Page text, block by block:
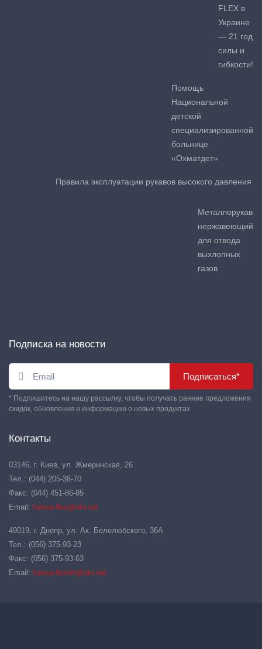
FLEX в
Украине
— 21 год
силы и
гибкости!
Помощь
Национальной
детской
специализированной
больнице
«Охматдет»
Правила эксплуатации рукавов высокого давления
Металлорукав
нержавеющий
для отвода
выхлопных
газов
Подписка на новости
Подписаться*
* Подпишитесь на нашу рассылку, чтобы получать ранние предложения
скидок, обновления и информацию о новых продуктах.
Контакты
03146, г. Киев, ул. Жмеринская, 26
Тел.: (044) 205-38-70
Факс: (044) 451-86-85
Email: hansa-flex@ukr.net
49019, г. Днепр, ул. Ак. Белелюбского, 36А
Тел.: (056) 375-93-23
Факс: (056) 375-93-63
Email: hansa-flexdn@ukr.net